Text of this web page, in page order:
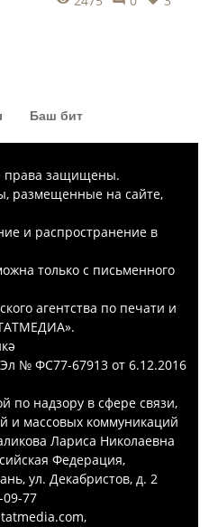
Баш бит
права защищены.
размещенные на сайте,
и распространение в
только с письменного
агентства по печати и
№ ФС77-67913 от 6.12.2016
по надзору в сфере связи,
и массовых коммуникаций
Лариса Николаевна
Федерация,
ул. Декабристов, д. 2
77